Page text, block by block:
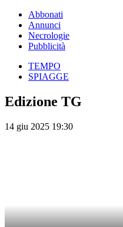
Abbonati
Annunci
Necrologie
Pubblicità
TEMPO
SPIAGGE
Edizione TG
14 giu 2025 19:30